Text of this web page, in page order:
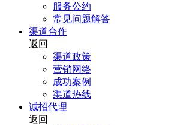
服务公约
常见问题解答
渠道合作
返回
渠道政策
营销网络
成功案例
渠道热线
诚招代理
返回